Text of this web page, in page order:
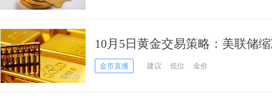
10月5日黄金交易策略：美联储
验金市直播 建议 低位 金价